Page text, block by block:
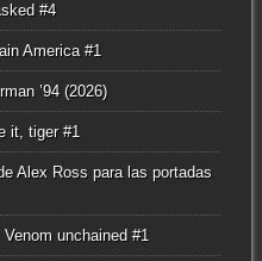
#4
America #1
’94 (2026)
it, tiger #1
Alex Ross para las portadas
unchained #1